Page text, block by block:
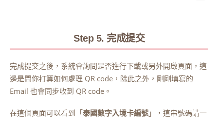
Step 5. 完成提交
完成提交之後，系統會詢問是否進行下載或另外開啟頁面，這
邊是問你打算如何處理 QR code，除此之外，剛剛填寫的
Email 也會同步收到 QR code。
在這個頁面可以看到「泰國數字入境卡編號 」，這串號碼請一